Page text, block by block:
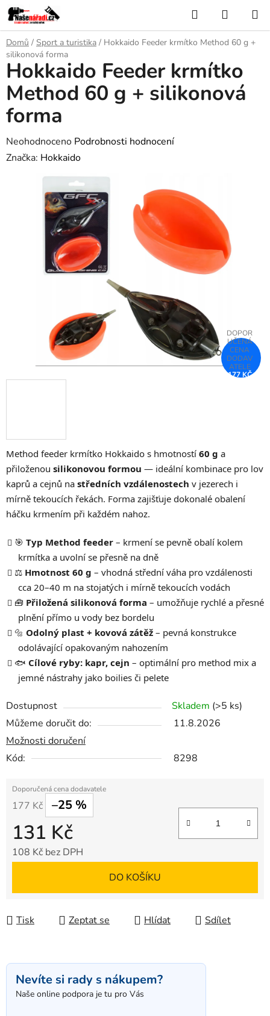
Přejít
na
obsah
Hledat
KOŠÍK
Domů / Sport a turistika / Hokkaido Feeder krmítko Method 60 g +
silikonová forma
Method feeder krmítko Hokkaido s hmotností 60 g a
přiloženou silikonovou formou — ideální kombinace pro lov
kaprů a cejnů na středních vzdálenostech v jezerech i
mírně tekoucích řekách. Forma zajišťuje dokonalé obalení
háčku krmením při každém nahoz.
🎯 Typ Method feeder – krmení se pevně obalí kolem
krmítka a uvolní se přesně na dně
⚖️ Hmotnost 60 g – vhodná střední váha pro vzdálenosti
cca 20–40 m na stojatých i mírně tekoucích vodách
🧰 Přiložená silikonová forma – umožňuje rychlé a přesné
plnění přímo u vody bez bordelu
🔩 Odolný plast + kovová zátěž – pevná konstrukce
odolávající opakovaným nahozením
🐟 Cílové ryby: kapr, cejn – optimální pro method mix a
jemné nástrahy jako boilies či pelete
Dostupnost Skladem (>5 ks)
Můžeme doručit do:
11.8.2026
Možnosti doručení
Kód:
8298
177 Kč –25 %
131 Kč
108 Kč bez DPH
DO KOŠÍKU
Tisk Zeptat se Hlídat Sdílet
Hokkaido Feeder krmítko
Method 60 g + silikonová
forma
Průměrné
hodnocení
Neohodnoceno Podrobnosti hodnocení
Značka: Hokkaido
177 KČ
Nevíte si rady s nákupem?
Naše online podpora je tu pro Vás